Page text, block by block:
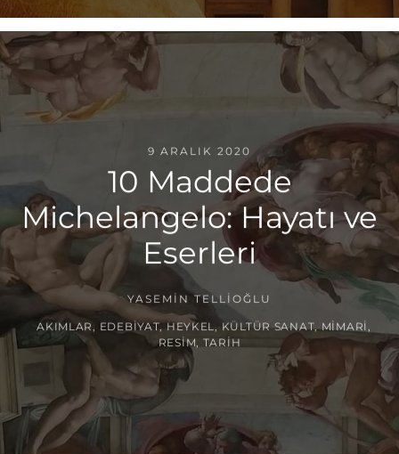
9 ARALIK 2020
10 Maddede
Michelangelo: Hayatı ve
Eserleri
YASEMIN TELLIOĞLU
AKIMLAR EDEBIYAT, HEYKEL , KÜLTÜR SANAT MIMARI
RESIM TARIH